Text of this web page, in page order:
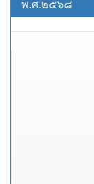
พ.ศ.๒๕๖๘